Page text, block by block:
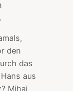
den
das
aus
Mihai